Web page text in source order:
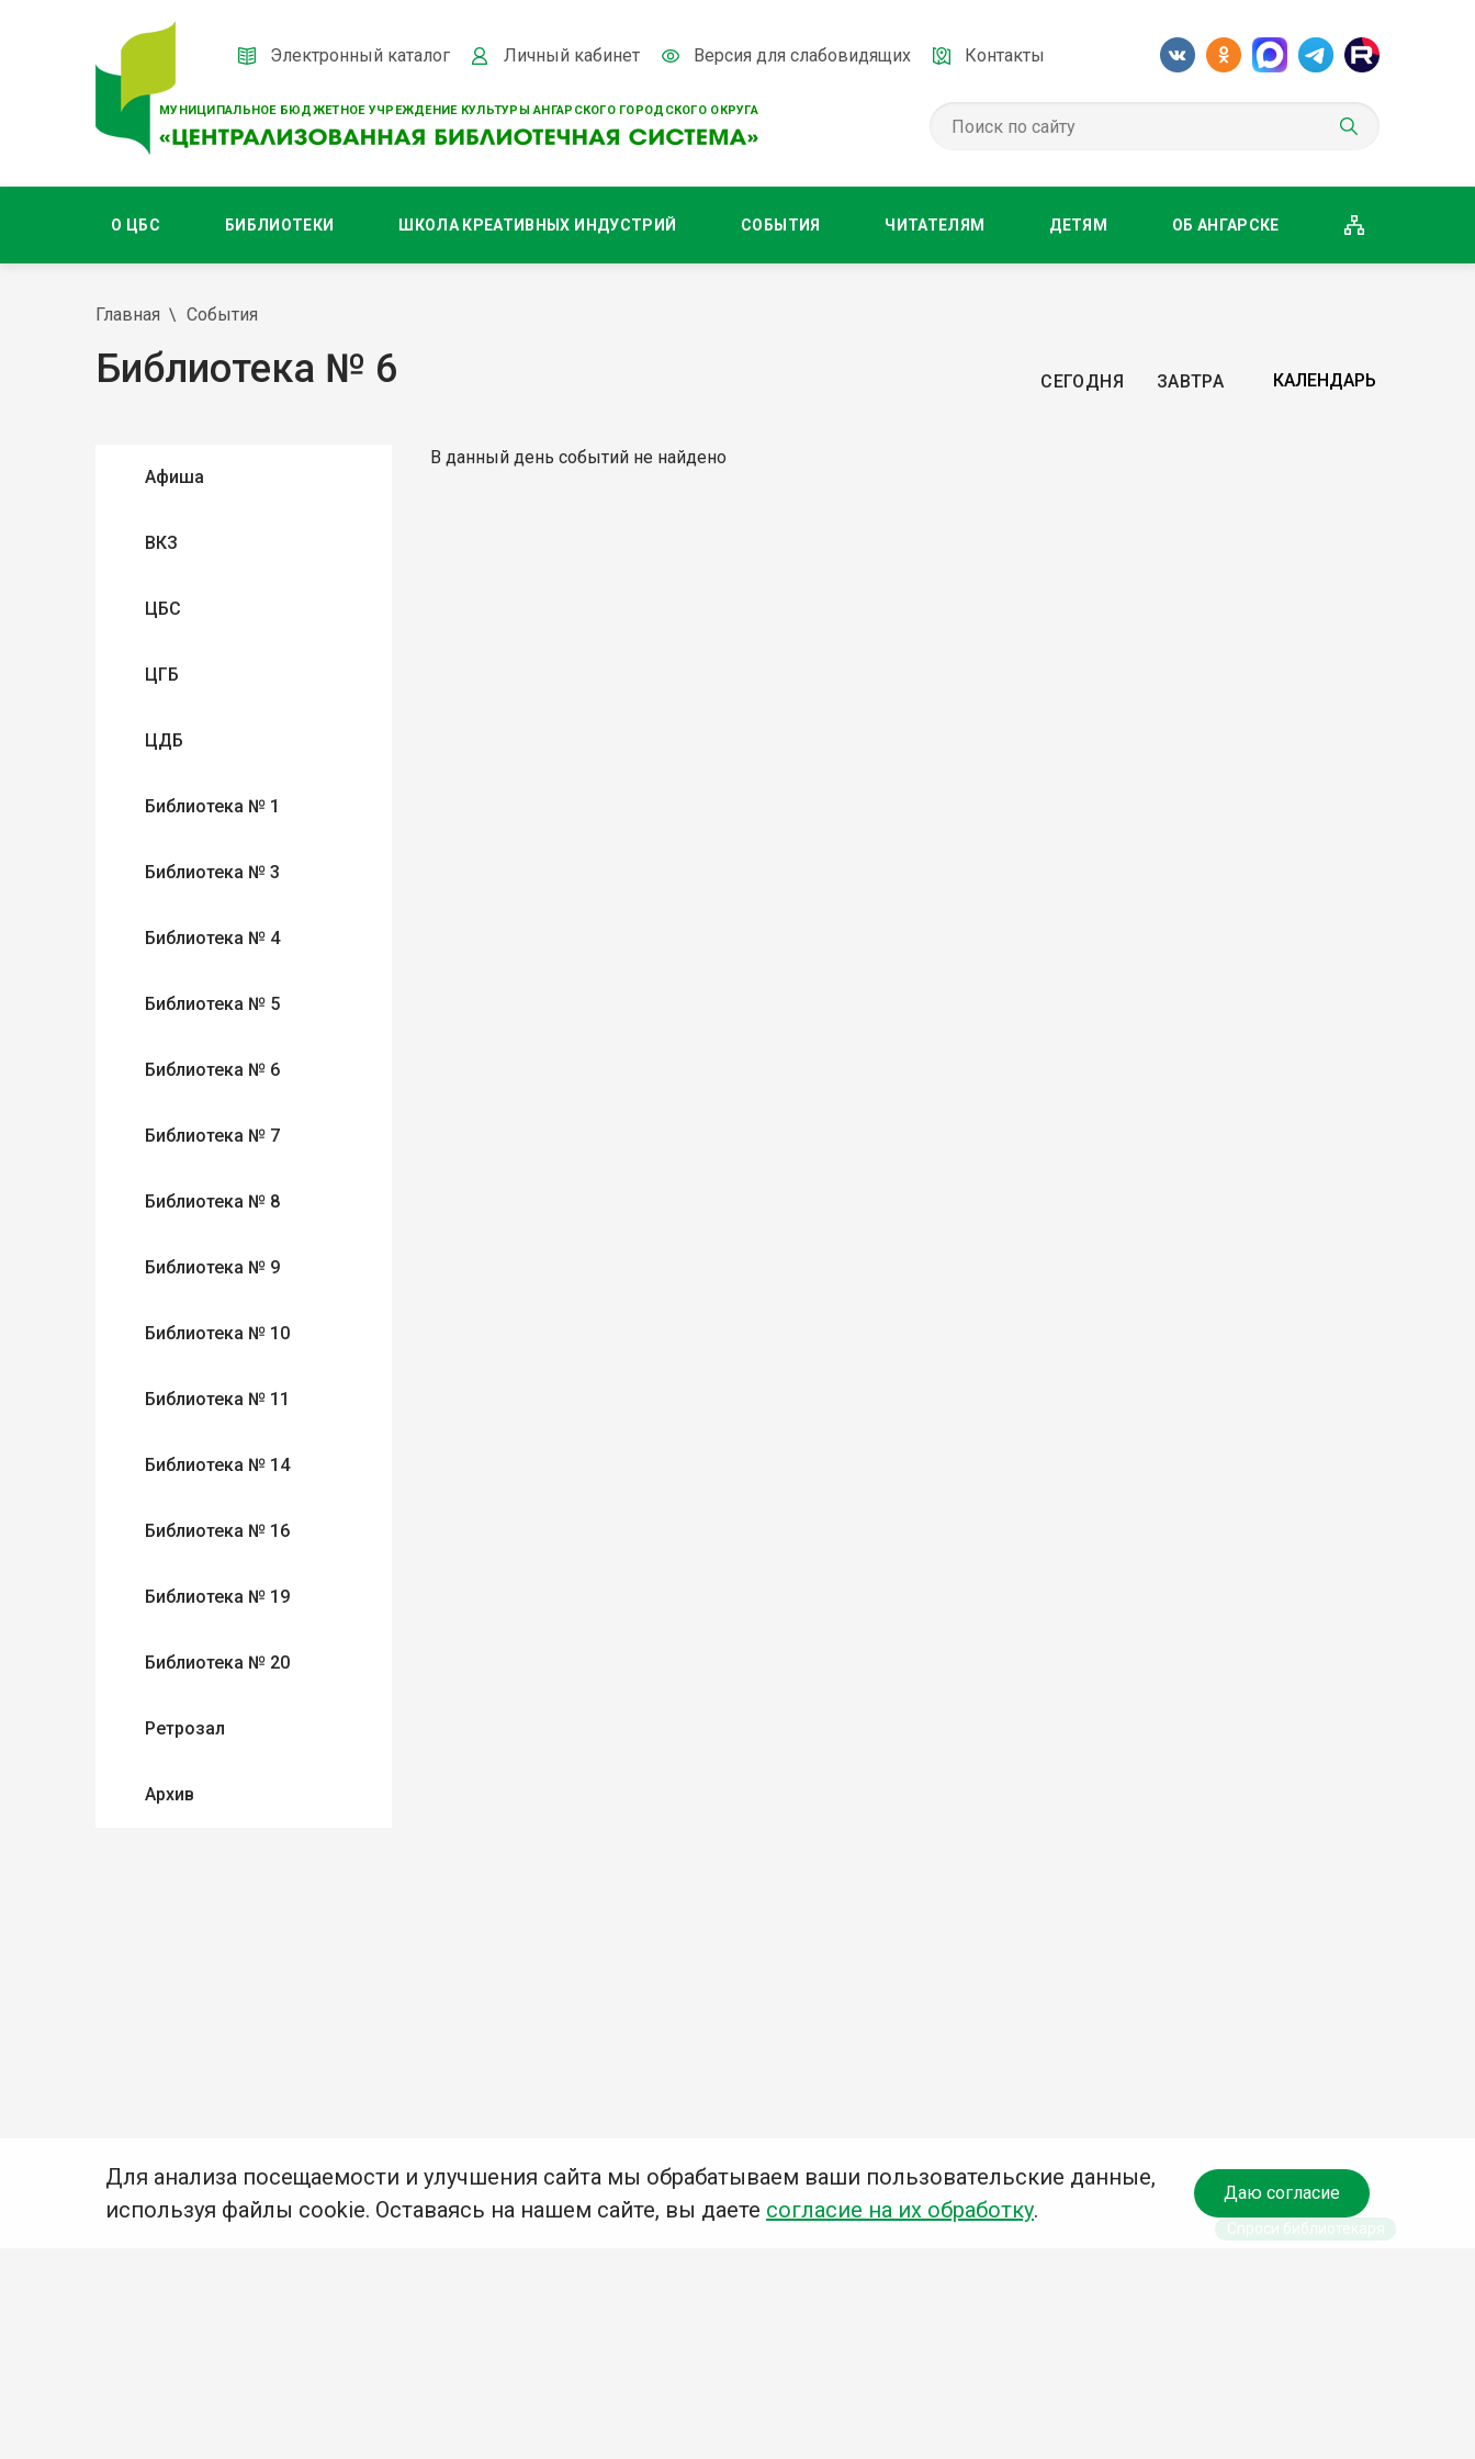
МУНИЦИПАЛЬНОЕ БЮДЖЕТНОЕ УЧРЕЖДЕНИЕ КУЛЬТУРЫ АНГАРСКОГО ГОРОДСКОГО ОКРУГА
Электронный каталог Личный кабинет Версия для слабовидящих Контакты
О ЦБС БИБЛИОТЕКИ ШКОЛА КРЕАТИВНЫХ ИНДУСТРИЙ СОБЫТИЯ ЧИТАТЕЛЯМ ДЕТЯМ ОБ АНГАРСКЕ
Главная События
Библиотека № 6 СЕГОДНЯ ЗАВТРА
Афиша
ВКЗ
ЦБС
ЦГБ
ЦДБ
Библиотека № 1
Библиотека № 3
Библиотека № 4
Библиотека № 5
Библиотека № 6
Библиотека № 7
Библиотека № 8
Библиотека № 9
Библиотека № 10
Библиотека № 11
Библиотека № 14
Библиотека № 16
Библиотека № 19
Библиотека № 20
Ретрозал
Архив
В данный день событий не найдено
Для анализа посещаемости и улучшения сайта мы обрабатываем ваши пользовательские данные,
используя файлы cookie. Оставаясь на нашем сайте, вы даете согласие на их обработку.
Даю согласие
Спроси библиотекаря